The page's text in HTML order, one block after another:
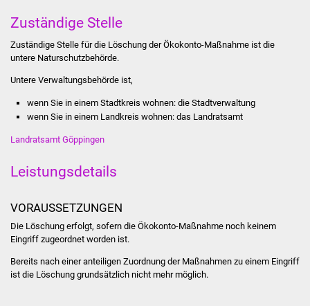
Jubiläumsjahr 2021
Projekte
Presse
Zuständige Stelle
Zuständige Stelle für die Löschung der Ökokonto-Maßnahme ist die
untere Naturschutzbehörde.
Untere Verwaltungsbehörde ist,
wenn Sie in einem Stadtkreis wohnen: die Stadtverwaltung
wenn Sie in einem Landkreis wohnen: das Landratsamt
Landratsamt Göppingen
Leistungsdetails
VORAUSSETZUNGEN
Die Löschung erfolgt, sofern die Ökokonto-Maßnahme noch keinem
Eingriff zugeordnet worden ist.
Bereits nach einer anteiligen Zuordnung der Maßnahmen zu einem Eingriff
ist die Löschung grundsätzlich nicht mehr möglich.